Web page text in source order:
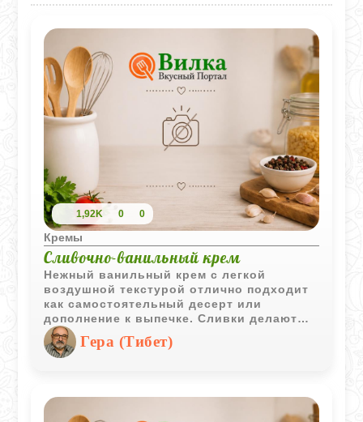
1,92K 0 0
Кремы
Сливочно-ванильный крем
Нежный ванильный крем с легкой
воздушной текстурой отлично подходит
как самостоятельный десерт или
дополнение к выпечке. Сливки делают
вкус мягким и бархатистым, а ваниль
придает приятный теплый аромат.
Гера (Тибет)